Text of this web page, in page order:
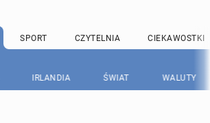
SPORT CZYTELNIA CIEKAWOSTKI
IRLANDIA ŚWIAT WALUTY